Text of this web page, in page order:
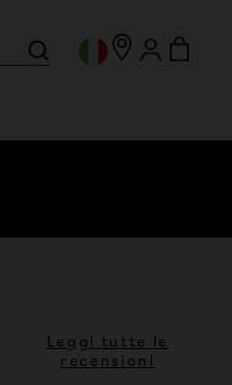
Leggi tutte le
recensioni